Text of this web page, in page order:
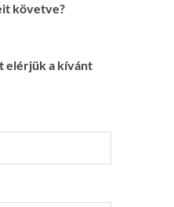
követve?
elérjük a kívánt